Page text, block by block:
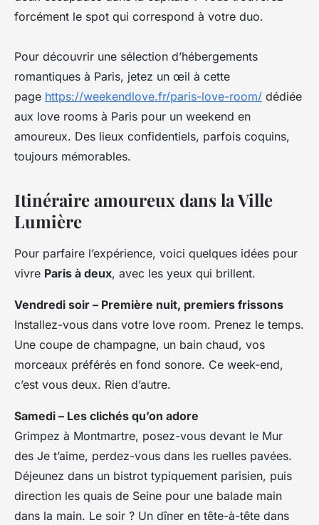
forcément le spot qui correspond à votre duo.
Pour découvrir une sélection d’hébergements
romantiques à Paris, jetez un œil à cette
page https://weekendlove.fr/paris-love-room/ dédiée
aux love rooms à Paris pour un weekend en
amoureux. Des lieux confidentiels, parfois coquins,
toujours mémorables.
Itinéraire amoureux dans la Ville
Lumière
Pour parfaire l’expérience, voici quelques idées pour
vivre Paris à deux, avec les yeux qui brillent.
Vendredi soir – Première nuit, premiers frissons
Installez-vous dans votre love room. Prenez le temps.
Une coupe de champagne, un bain chaud, vos
morceaux préférés en fond sonore. Ce week-end,
c’est vous deux. Rien d’autre.
Samedi – Les clichés qu’on adore
Grimpez à Montmartre, posez-vous devant le Mur
des Je t’aime, perdez-vous dans les ruelles pavées.
Déjeunez dans un bistrot typiquement parisien, puis
direction les quais de Seine pour une balade main
dans la main. Le soir ? Un dîner en tête-à-tête dans